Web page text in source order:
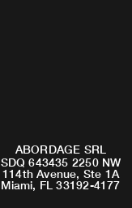
ABORDAGE SRL
SDQ 643435 2250 NW
114th Avenue, Ste 1A
Miami, FL 33192-4177